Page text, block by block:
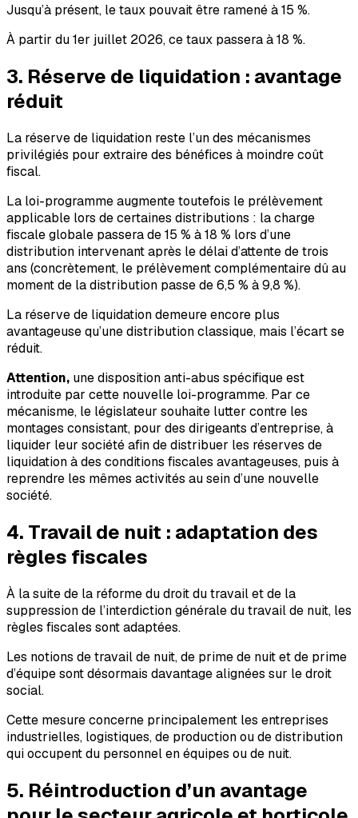
Jusqu’à présent, le taux pouvait être ramené à 15 %.
À partir du 1er juillet 2026, ce taux passera à 18 %.
3. Réserve de liquidation : avantage
réduit
La réserve de liquidation reste l’un des mécanismes
privilégiés pour extraire des bénéfices à moindre coût
fiscal.
La loi-programme augmente toutefois le prélèvement
applicable lors de certaines distributions : la charge
fiscale globale passera de 15 % à 18 % lors d’une
distribution intervenant après le délai d’attente de trois
ans (concrètement, le prélèvement complémentaire dû au
moment de la distribution passe de 6,5 % à 9,8 %).
La réserve de liquidation demeure encore plus
avantageuse qu’une distribution classique, mais l’écart se
réduit.
Attention, une disposition anti-abus spécifique est
introduite par cette nouvelle loi-programme. Par ce
mécanisme, le législateur souhaite lutter contre les
montages consistant, pour des dirigeants d’entreprise, à
liquider leur société afin de distribuer les réserves de
liquidation à des conditions fiscales avantageuses, puis à
reprendre les mêmes activités au sein d’une nouvelle
société.
4. Travail de nuit : adaptation des
règles fiscales
À la suite de la réforme du droit du travail et de la
suppression de l’interdiction générale du travail de nuit, les
règles fiscales sont adaptées.
Les notions de travail de nuit, de prime de nuit et de prime
d’équipe sont désormais davantage alignées sur le droit
social.
Cette mesure concerne principalement les entreprises
industrielles, logistiques, de production ou de distribution
qui occupent du personnel en équipes ou de nuit.
5. Réintroduction d’un avantage